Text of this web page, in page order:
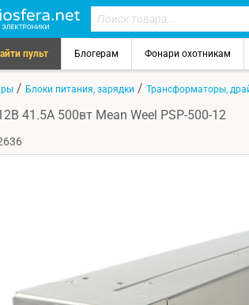
пульт Блогерам Фонари охотникам
/ Блоки питания, зарядки / Трансформаторы,
41.5А 500вт Mean Weel PSP-500-12